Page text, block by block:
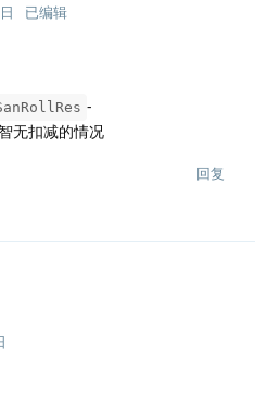
已编辑
-
无扣减的情况
回复